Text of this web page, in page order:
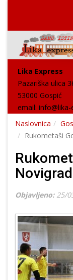
Lika Express
Pazariška ulica
53000 Gospić
email: info@lika-
Naslovnica
Rukometaši
Objavljeno: 25/